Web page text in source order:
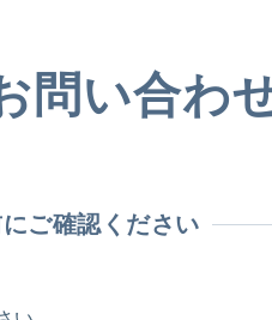
問い合わ
ご確認ください